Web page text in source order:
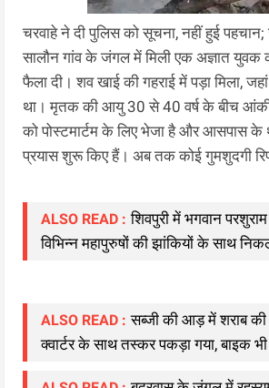
चरवाहे ने दी पुलिस को सूचना, नहीं हुई
सालौन गांव के जंगल में मिली एक अज्ञात
फैला दी। शव खाई की गहराई में पड़ा मिला,
था। मृतक की आयु 30 से 40 वर्ष के बीच
को पोस्टमार्टम के लिए भेजा है और आसपास के
प्रयास शुरू किए हैं। अब तक कोई गुमशुदगी
ALSO READ : शिवपुरी में भगवान
विभिन्न महापुरुषों की झांकियों के साथ
ALSO READ : सब्जी की आड़ में शराब
क्वार्टर के साथ तस्कर पकड़ा गया, बाइक